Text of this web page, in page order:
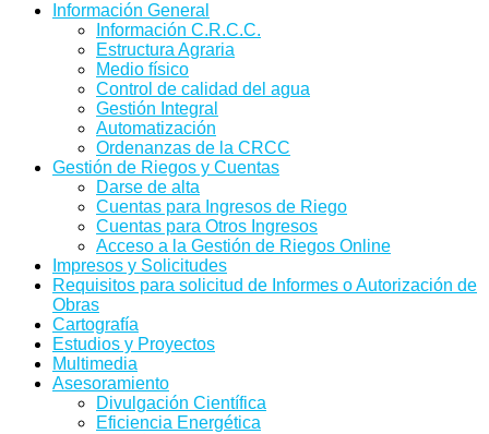
Información General
Información C.R.C.C.
Estructura Agraria
Medio físico
Control de calidad del agua
Gestión Integral
Automatización
Ordenanzas de la CRCC
Gestión de Riegos y Cuentas
Darse de alta
Cuentas para Ingresos de Riego
Cuentas para Otros Ingresos
Acceso a la Gestión de Riegos Online
Impresos y Solicitudes
Requisitos para solicitud de Informes o Autorización de
Obras
Cartografía
Estudios y Proyectos
Multimedia
Asesoramiento
Divulgación Científica
Eficiencia Energética